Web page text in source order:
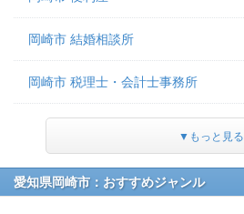
岡崎市 結婚相談所
岡崎市 税理士・会計士事務所
▼もっと見る
愛知県岡崎市：おすすめジャンル